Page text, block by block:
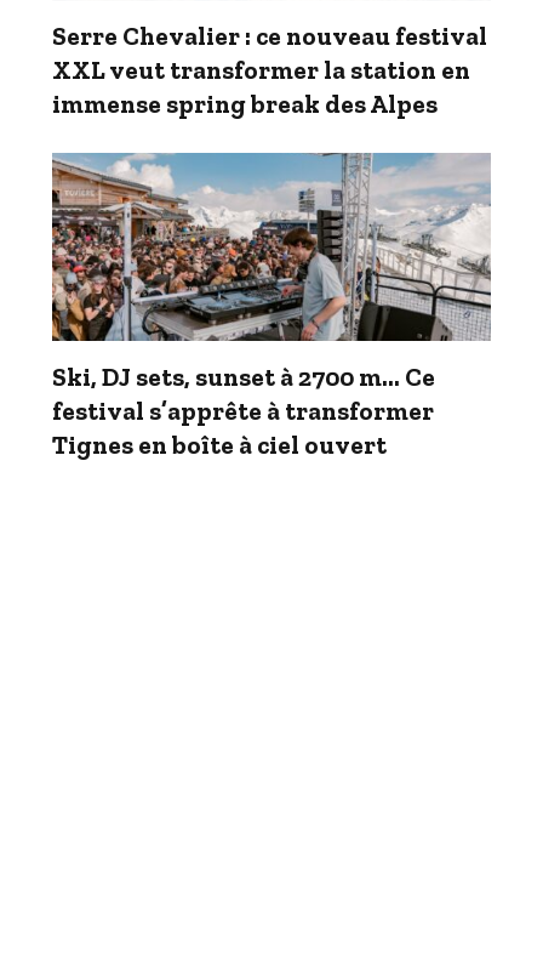
Serre Chevalier : ce nouveau festival
XXL veut transformer la station en
immense spring break des Alpes
Ski, DJ sets, sunset à 2700 m… Ce
festival s’apprête à transformer
Tignes en boîte à ciel ouvert